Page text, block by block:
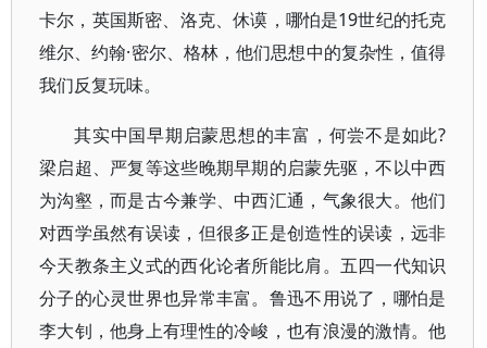
卡尔，英国斯密、洛克、休谟，哪怕是19世纪的托克
维尔、约翰·密尔、格林，他们思想中的复杂性，值得
我们反复玩味。
其实中国早期启蒙思想的丰富，何尝不是如此?
梁启超、严复等这些晚期早期的启蒙先驱，不以中西
为沟壑，而是古今兼学、中西汇通，气象很大。他们
对西学虽然有误读，但很多正是创造性的误读，远非
今天教条主义式的西化论者所能比肩。五四一代知识
分子的心灵世界也异常丰富。鲁迅不用说了，哪怕是
李大钊，他身上有理性的冷峻，也有浪漫的激情。他